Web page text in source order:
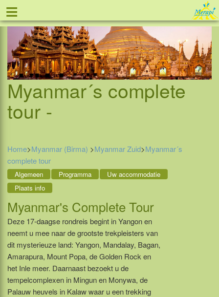
≡ Tel: 088 - 81 11 999
Myanmar´s complete
tour -
Home>Myanmar (Birma) >Myanmar Zuid>Myanmar´s
complete tour
Algemeen Programma
Uw accommodatie
Plaats info
Myanmar's Complete Tour
Deze 17-daagse rondreis begint in Yangon en
neemt u mee naar de grootste trekpleisters van
dit mysterieuze land: Yangon, Mandalay, Bagan,
Amarapura, Mount Popa, de Golden Rock en
het Inle meer. Daarnaast bezoekt u de
tempelcomplexen in Mingun en Monywa, de
Palauw heuvels in Kalaw waar u een trekking